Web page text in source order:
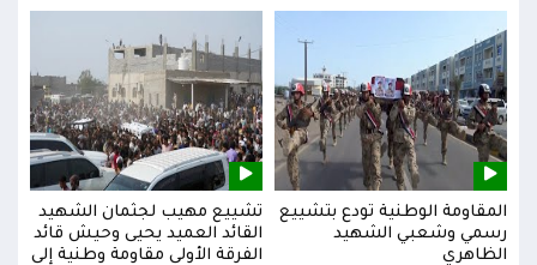
المقاومة الوطنية تودع بتشييع
رسمي وشعبي الشهيد
الظاهري
تشييع مهيب لجثمان الشهيد
القائد العميد يحيى وحيش قائد
الفرقة الأولى مقاومة وطنية إلى